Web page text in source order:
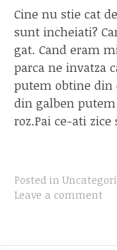
Cine nu stie cat
sunt incheiati?
gat. Cand eram
parca ne invatza
putem obtine din
din galben
roz.Pai ce-ati
Posted in
Leave a comment